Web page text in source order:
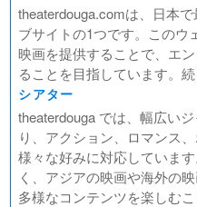
theaterdouga.comは、日本
ブサイトの1つです。このウ
映画を提供することで、エ
ることを目指しています
シアター
theaterdouga では、幅広い
り、アクション、ロマンス
様々な好みに対応していま
く、アジアの映画や海外の
多様なコンテンツを楽しむこ